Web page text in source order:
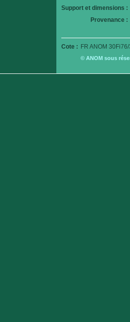
Support et dimensions :
Provenance :
Cote : FR ANOM
© ANOM sous